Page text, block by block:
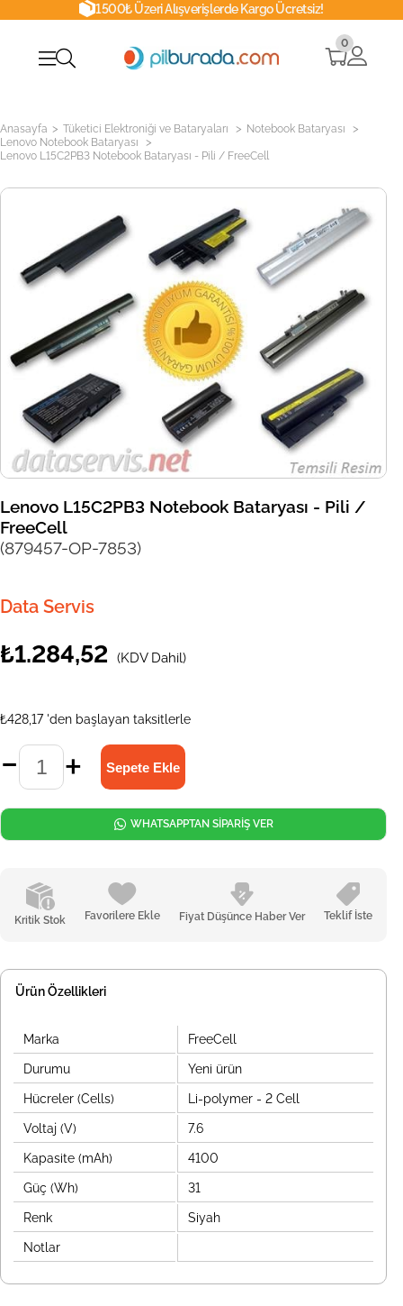
1500₺ Üzeri Alışverişlerde Kargo Ücretsiz!
0
Anasayfa > Tüketici Elektroniği ve Bataryaları > Notebook Bataryası >
Lenovo Notebook Bataryası >
Lenovo L15C2PB3 Notebook Bataryası - Pili / FreeCell
Lenovo L15C2PB3 Notebook Bataryası - Pili /
FreeCell
(879457-OP-7853)
Data Servis
₺1.284,52 (KDV Dahil)
₺428,17 'den başlayan taksitlerle
Kritik Stok Favorilere Ekle Fiyat Düşünce Haber Ver Teklif İste
WHATSAPPTAN SİPARİŞ VER
Ürün Özellikleri
Marka FreeCell
Durumu Yeni ürün
Hücreler (Cells) Li-polymer - 2 Cell
Voltaj (V) 7.6
Kapasite (mAh) 4100
Güç (Wh) 31
Renk Siyah
Notlar